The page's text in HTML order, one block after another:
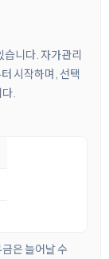
습니다. 자가관리
시작하며, 선택
.
은 늘어날 수